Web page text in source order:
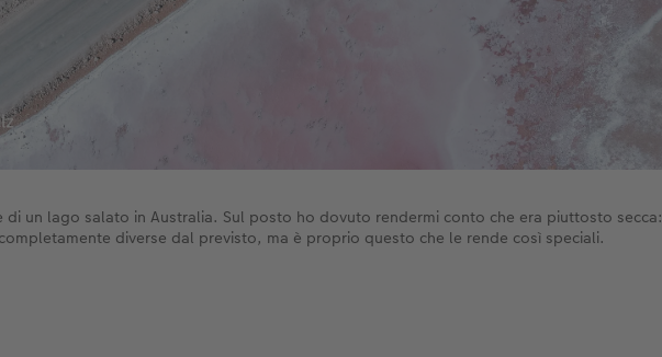
di un lago salato in Australia. Sul posto ho dovuto rendermi conto che era piuttosto secca:
diverse dal previsto, ma è proprio questo che le rende così speciali.